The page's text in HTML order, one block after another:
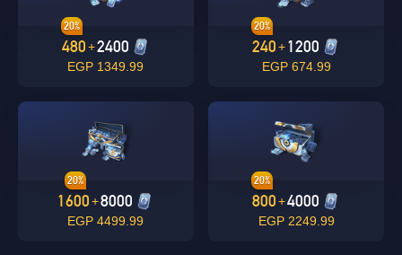
1200
+
240
20%
674.99 EGP
2400
+
480
20%
1349.99 EGP
4000
+
800
20%
2249.99 EGP
8000
+
1600
20%
4499.99 EGP